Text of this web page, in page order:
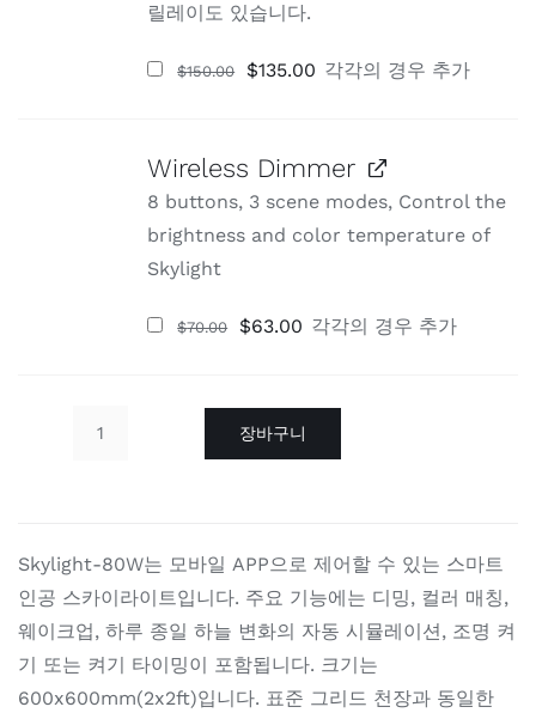
릴레이도 있습니다.
$150.00
원
래
$135.00 현
재
각각의 경우 추가
Wireless Dimmer
8 buttons, 3 scene modes, Control the
brightness and color temperature of
Skylight
$70.00
원
래
$63.00 현
재
각각의 경우 추가
장바구니
Skylight-80W는 모바일 APP으로 제어할 수 있는 스마트
인공 스카이라이트입니다. 주요 기능에는 디밍, 컬러 매칭,
웨이크업, 하루 종일 하늘 변화의 자동 시뮬레이션, 조명 켜
기 또는 켜기 타이밍이 포함됩니다. 크기는
600x600mm(2x2ft)입니다. 표준 그리드 천장과 동일한